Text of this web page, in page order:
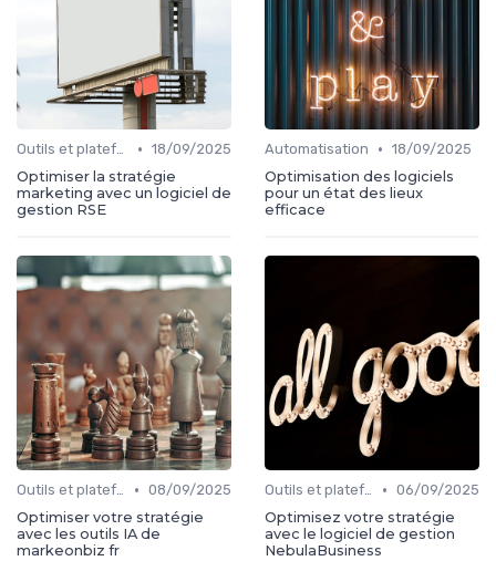
Outils et plateformes • 18/09/2025
Optimiser la stratégie
marketing avec un logiciel de
gestion RSE
Automatisation • 18/09/2025
Optimisation des logiciels
pour un état des lieux
efficace
Outils et plateformes • 08/09/2025
Optimiser votre stratégie
avec les outils IA de
markeonbiz fr
Outils et plateformes • 06/09/2025
Optimisez votre stratégie
avec le logiciel de gestion
NebulaBusiness